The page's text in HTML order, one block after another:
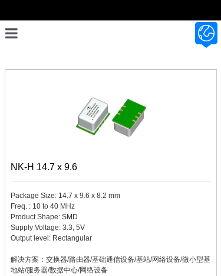
关于我们
联系我们
NK-H 14.7 x 9.6
Package Size: 14.7 x 9.6 x 8.2 mm
Freq. : 10 to 40 MHz
Product Shape: SMD
Supply Voltage: 3.3, 5V
Output level: Rectangular
解决方案：交换器/路由器/基础通信设备/基站/网络设备/微小型基
地站/服务器/数据中心/网络设备